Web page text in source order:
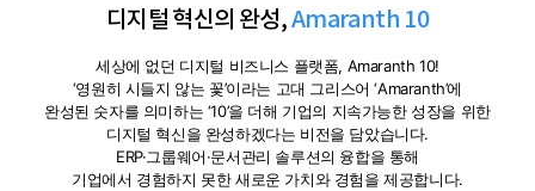
디지털 혁신의 완성,Amaranth 10
세상에 없던 디지털 비즈니스 플랫폼, Amaranth 10!
‘영원히 시들지 않는 꽃’이라는 고대 그리스어 ‘Amaranth’에
완성된 숫자를 의미하는 ‘10’을 더해 기업의 지속가능한 성장을 위한
디지털 혁신을 완성하겠다는 비전을 담았습니다.
ERP·그룹웨어·문서관리 솔루션의 융합을 통해
기업에서 경험하지 못한 새로운 가치와 경험을 제공합니다.